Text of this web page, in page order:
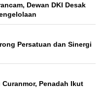
Dewan DKI Desak
Persatuan dan Sinergi
Penadah Ikut